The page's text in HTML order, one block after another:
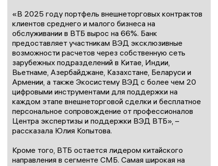
«В 2025 году портфель внешнеторговых контрактов
клиентов среднего и малого бизнеса на
обслуживании в ВТБ вырос на 66%. Банк
предоставляет участникам ВЭД эксклюзивные
возможности расчетов через собственную сеть
зарубежных подразделений в Китае, Индии,
Вьетнаме, Азербайджане, Казахстане, Беларуси и
Армении, а также Экосистему ВЭД с более чем 20
цифровыми инструментами для поддержки на
каждом этапе внешнеторговой сделки и бесплатное
персональное сопровождение от профессионалов
Центра экспертизы и поддержки ВЭД ВТБ», –
рассказала Юлия Копытова.
Кроме того, ВТБ остается лидером китайского
направления в сегменте СМБ. Самая широкая на